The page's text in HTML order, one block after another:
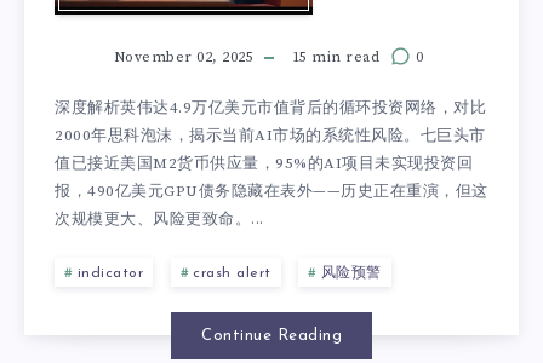
November 02, 2025 15 min read 0
深度解析英伟达4.9万亿美元市值背后的循环投资网络，对比
2000年思科泡沫，揭示当前AI市场的系统性风险。七巨头市
值已接近美国M2货币供应量，95%的AI项目未实现投资回
报，490亿美元GPU债务隐藏在表外——历史正在重演，但这
次规模更大、风险更致命。...
indicator crash alert 风险预警
Continue Reading